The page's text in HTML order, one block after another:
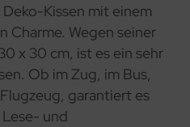
Kissen mit einem
Charme. Wegen seiner
x 30 cm, ist es ein sehr
Ob im Zug, im Bus,
garantiert es
und